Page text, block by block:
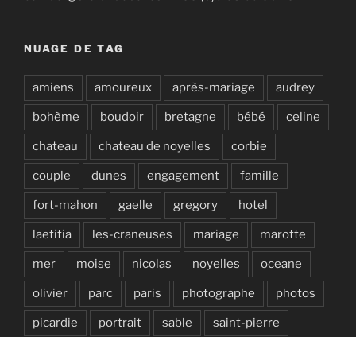
NUAGE DE TAG
amiens amoureux après-mariage audrey
bohème boudoir bretagne bébé celine
chateau chateau de noyelles corbie
couple dunes engagement famille
fort-mahon gaelle gregory hotel
laetitia les-craneuses mariage marotte
mer moise nicolas noyelles oceane
olivier parc paris photographe photos
picardie portrait sable saint-pierre